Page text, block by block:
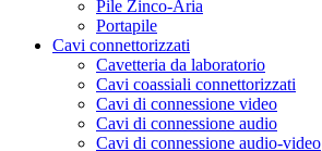
Pile Zinco-Aria
Portapile
Cavi connettorizzati
Cavetteria da laboratorio
Cavi coassiali connettorizzati
Cavi di connessione video
Cavi di connessione audio
Cavi di connessione audio-video